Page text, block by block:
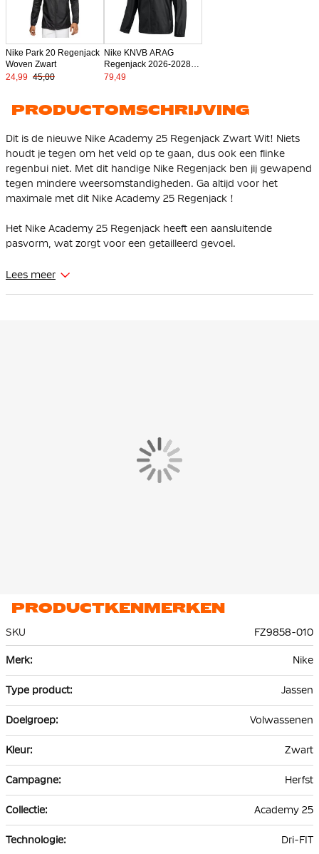
Nike Park 20 Regenjack
Woven Zwart
24,99 45,00
Nike KNVB ARAG
Regenjack 2026-2028
Zwart Wit
79,49
PRODUCTOMSCHRIJVING
Dit is de nieuwe Nike Academy 25 Regenjack Zwart Wit! Niets
houdt je tegen om het veld op te gaan, dus ook een flinke
regenbui niet. Met dit handige Nike Regenjack ben jij gewapend
tegen mindere weersomstandigheden. Ga altijd voor het
maximale met dit Nike Academy 25 Regenjack !
Het Nike Academy 25 Regenjack heeft een aansluitende
pasvorm, wat zorgt voor een getailleerd gevoel.
Kenmerken
Lees meer
PRODUCTKENMERKEN
SKU
FZ9858-010
informatie
Nike
Jassen
Volwassenen
Zwart
Herfst
Academy 25
Dri-FIT